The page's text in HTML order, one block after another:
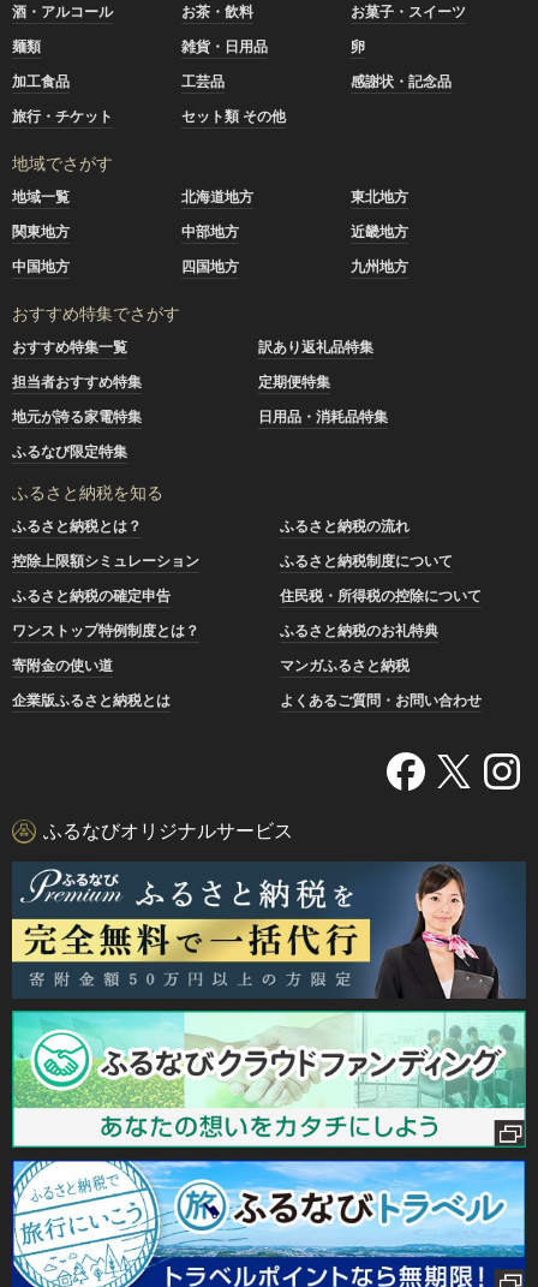
酒・アルコール
お茶・飲料
お菓子・スイーツ
麺類
雑貨・日用品
卵
加工食品
工芸品
感謝状・記念品
旅行・チケット
セット類 その他
地域でさがす
地域一覧 北海道地方
東北地方
関東地方
中部地方
近畿地方
中国地方
四国地方 九州地方
おすすめ特集でさがす
おすすめ特集一覧
訳あり返礼品特集
担当者おすすめ特集
定期便特集
地元が誇る家電特集
日用品・消耗品特集
ふるなび限定特集
ふるさと納税を知る
ふるさと納税とは？
ふるさと納税の流れ
控除上限額シミュレーション
ふるさと納税制度について
ふるさと納税の確定申告
住民税・所得税の控除について
ワンストップ特例制度とは？
ふるさと納税のお礼特典
寄附金の使い道
マンガふるさと納税
企業版ふるさと納税とは
よくあるご質問・お問い合わせ
ふるなびオリジナルサービス